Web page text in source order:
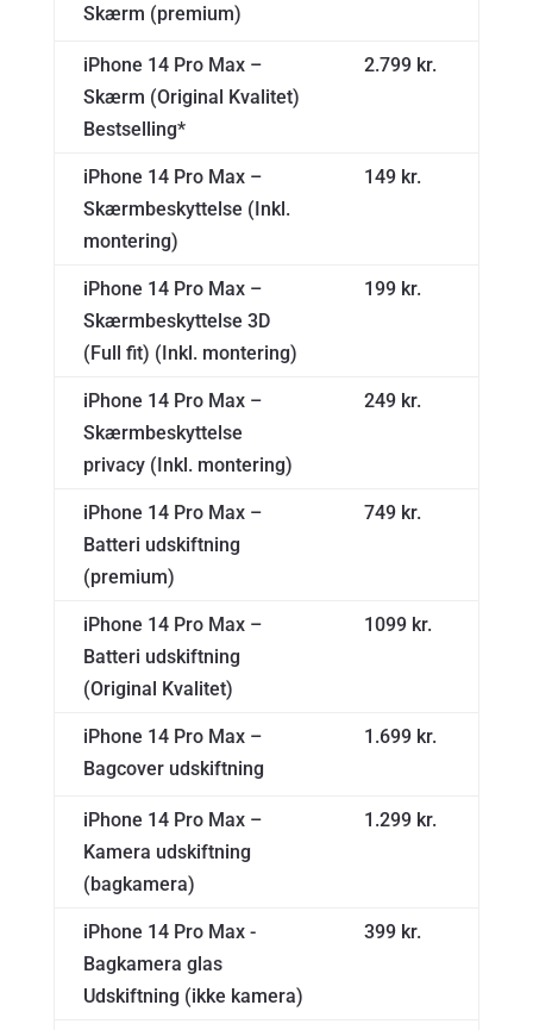
Skærm (premium)
iPhone 14 Pro Max –
Skærm (Original Kvalitet)
Bestselling*
2.799 kr.
iPhone 14 Pro Max –
Skærmbeskyttelse (Inkl.
montering)
149 kr.
iPhone 14 Pro Max –
Skærmbeskyttelse 3D
(Full fit) (Inkl. montering)
199 kr.
iPhone 14 Pro Max –
Skærmbeskyttelse
privacy (Inkl. montering)
249 kr.
iPhone 14 Pro Max –
Batteri udskiftning
(premium)
749 kr.
iPhone 14 Pro Max –
Batteri udskiftning
(Original Kvalitet)
1099 kr.
iPhone 14 Pro Max –
Bagcover udskiftning
1.699 kr.
iPhone 14 Pro Max –
Kamera udskiftning
(bagkamera)
1.299 kr.
iPhone 14 Pro Max -
Bagkamera glas
Udskiftning (ikke kamera)
399 kr.